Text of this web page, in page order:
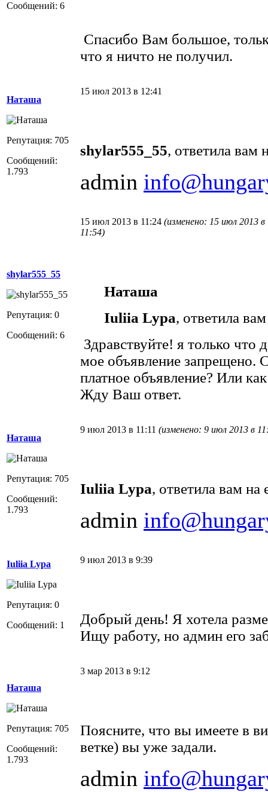
Сообщений: 6
Спасибо Вам большое,
что я ничто не получил.
Наташа
Репутация: 705
Сообщений:
1.793
15 июл 2013 в 12:41
shylar555_55, ответила вам
admin
shylar555_55
Репутация: 0
Сообщений: 6
15 июл 2013 в 11:24 (изменено: 15 июл 2013 в
11:54)
Наташа
Iuliia Lypa, ответила
Здравствуйте! я только что
мое объявление запрещено.
платное объявление? Или
Жду Ваш ответ.
Наташа
Репутация: 705
Сообщений:
1.793
9 июл 2013 в 11:11 (изменено: 9 июл 2013 в
Iuliia Lypa, ответила вам на
admin
Iuliia Lypa
Репутация: 0
Сообщений: 1
9 июл 2013 в 9:39
Добрый день! Я хотела
Ищу работу, но админ его
Наташа
Репутация: 705
Сообщений:
1.793
3 мар 2013 в 9:12
Поясните, что вы имеете в
ветке) вы уже задали.
admin